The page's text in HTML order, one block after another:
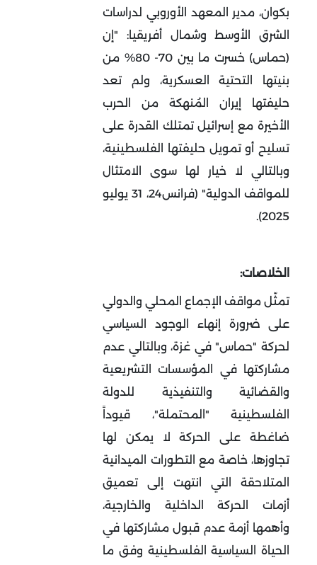
بكوان، مدير المعهد الأوروبي لدراسات
الشرق الأوسط وشمال أفريقيا: "إن
(حماس) خسرت ما بين 70- 80% من
بنيتها التحتية العسكرية، ولم تعد
حليفتها إيران المُنهكة من الحرب
الأخيرة مع إسرائيل تمتلك القدرة على
تسليح أو تمويل حليفتها الفلسطينية،
وبالتالي لا خيار لها سوى الامتثال
للمواقف الدولية" (فرانس24، 31 يوليو
2025).
الخلاصات:
تمثّل مواقف الإجماع المحلي والدولي
على ضرورة إنهاء الوجود السياسي
لحركة "حماس" في غزة، وبالتالي عدم
مشاركتها في المؤسسات التشريعية
والقضائية والتنفيذية للدولة
الفلسطينية "المحتملة"، قيوداً
ضاغطة على الحركة لا يمكن لها
تجاوزها، خاصة مع التطورات الميدانية
المتلاحقة التي انتهت إلى تعميق
أزمات الحركة الداخلية والخارجية،
وأهمها أزمة عدم قبول مشاركتها في
الحياة السياسية الفلسطينية وفق ما